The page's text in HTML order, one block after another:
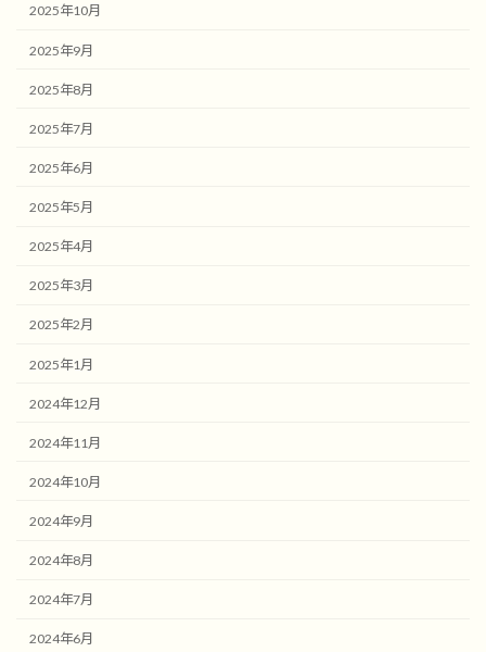
2025年10月
2025年9月
2025年8月
2025年7月
2025年6月
2025年5月
2025年4月
2025年3月
2025年2月
2025年1月
2024年12月
2024年11月
2024年10月
2024年9月
2024年8月
2024年7月
2024年6月